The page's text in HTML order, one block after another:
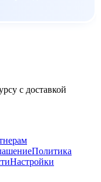
с доставкой
Политика
Настройки